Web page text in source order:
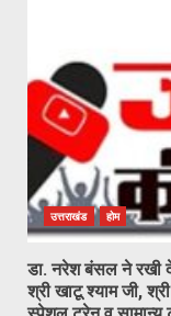
उत्तराखंड होम
डा. नरेश बंसल ने रखी
श्री खाटू श्याम जी,